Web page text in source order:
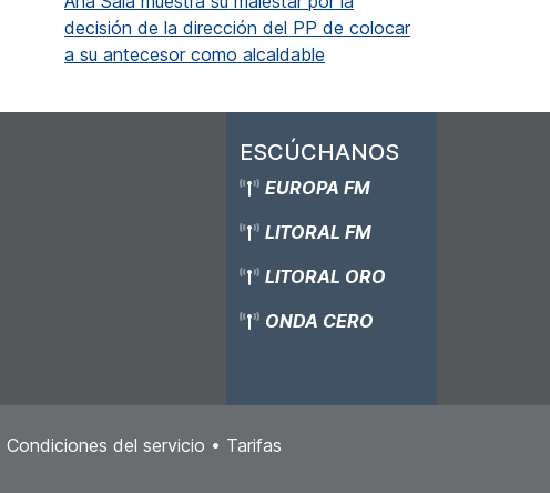
decisión de la dirección del PP de colocar
a su antecesor como alcaldable
ESCÚCHANOS
EUROPA FM
LITORAL FM
LITORAL ORO
ONDA CERO
Condiciones del servicio • Tarifas